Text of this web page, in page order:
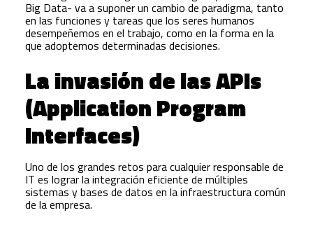
Big Data- va a suponer un cambio de paradigma, tanto
en las funciones y tareas que los seres humanos
desempeñemos en el trabajo, como en la forma en la
que adoptemos determinadas decisiones.
La invasión de las APIs
(Application Program
Interfaces)
Uno de los grandes retos para cualquier responsable de
IT es lograr la integración eficiente de múltiples
sistemas y bases de datos en la infraestructura común
de la empresa.